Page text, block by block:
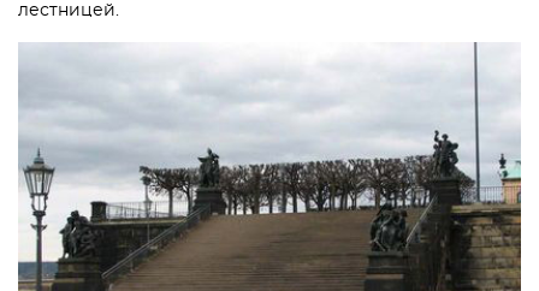
лестницей.